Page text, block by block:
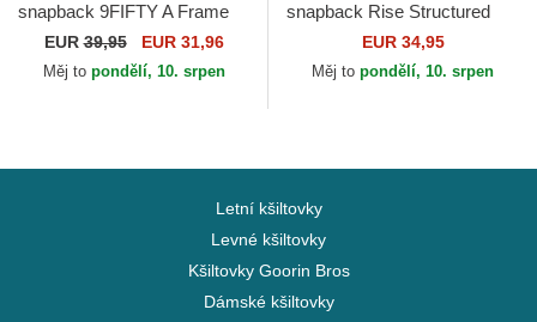
snapback 9FIFTY A Frame
Satin Pinstripe Chicago White
Sox MLB New Era
EUR39,95 EUR 31,96
Měj to pondělí, 10. srpen
snapback Rise Structured
Chicago White Sox MLB Nike
EUR 34,95
Měj to pondělí, 10. srpen
Letní kšiltovky
Levné kšiltovky
Kšiltovky Goorin Bros
Dámské kšiltovky